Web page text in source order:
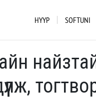
НҮҮР SOFTUNI